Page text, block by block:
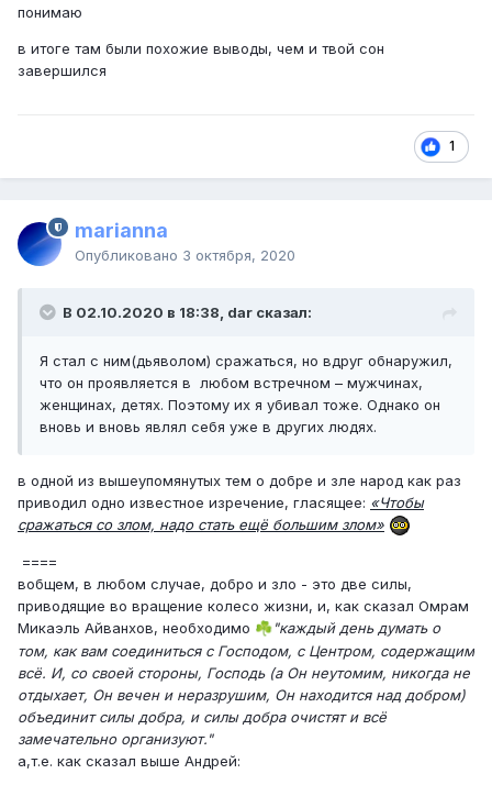
- Когда я стал всесильным, то думал, что найдутся
тысячи, которые захотят стать такими, как я. Но, в итоге,
обладал способностью настигать меня в любом месте.
Я сказал: «Мне плохо. Пойду, подышу свежим
на этот раз удалось.
По пути спрашивал людей, есть ли кто-то, кто мог бы
обратиться к монаху, который, возможно, знал, что
делать.
Я нашел монаха и рассказал свою историю.
Монах ответил: «У всего происходящего есть своя
причина. Изначально каждый человек добр, но часто
озлобленности, просмотреть заново те события,
простить всех обидчиков».
убил, а мне заявил:
- Теперь ты - мой и никуда от меня не денешься!
Я понял, что если не найти причину его озлобления, то
останусь навсегда рабом дьявола. Стал расспрашивать,
любили ли он кого-то. Дьявол поведал историю о какой-
то девушке – ничего, кроме потребительского отношения
к ней, по-моему, он не испытывал. Случайно спросил про
Его мать. Он попытался быстро сменить тему. Я надавил:
понимаю
в итоге там были похожие выводы, чем и твой сон
завершился
1
marianna
Опубликовано 3 октября, 2020
В 02.10.2020 в 18:38, dar сказал:
Я стал с ним(дьяволом) сражаться, но вдруг обнаружил,
что он проявляется в любом встречном – мужчинах,
женщинах, детях. Поэтому их я убивал тоже. Однако он
вновь и вновь являл себя уже в других людях.
в одной из вышеупомянутых тем о добре и зле народ как раз
приводил одно известное изречение, гласящее: «Чтобы
сражаться со злом, надо стать ещё большим злом»
====
вобщем, в любом случае, добро и зло - это две силы,
приводящие во вращение колесо жизни, и, как сказал Омрам
Микаэль Айванхов, необходимо ☘️ "каждый день думать о
том, как вам соединиться с Господом, с Центром, содержащим
всё. И, со своей стороны, Господь (а Он неутомим, никогда не
отдыхает, Он вечен и неразрушим, Он находится над добром)
объединит силы добра, и силы добра очистят и всё
замечательно организуют."
а,т.е. как сказал выше Андрей: